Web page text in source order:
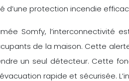
d’une protection incendie
Somfy,
de la maison. Cette
un seul détecteur. Cette
rapide et sécurisée.